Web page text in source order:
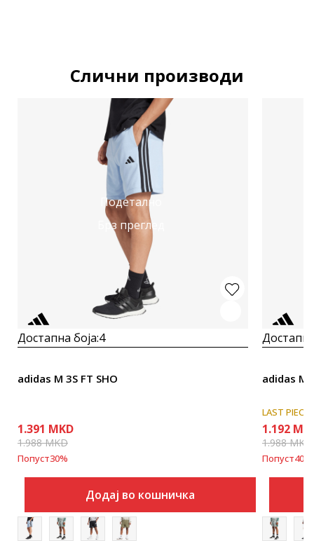
Слични производи
Подетално
Брз преглед
Достапна боја:4
adidas M 3S FT SHO
1.391 MKD
1.988MKD
Попуст30%
Додај во кошничка
adidas M
LAST PIECE
1.192
1.988MKD
Попуст40